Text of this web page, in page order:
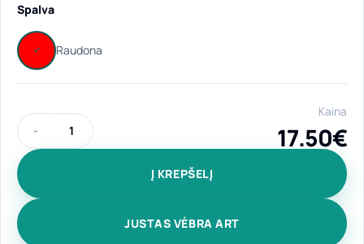
Spalva
produkto kiekis: Klasikinio stiliaus ir kieto viršelio užrašų
Kaina
17.50€
Į KREPŠELĮ
JUSTAS VĖBRA ART